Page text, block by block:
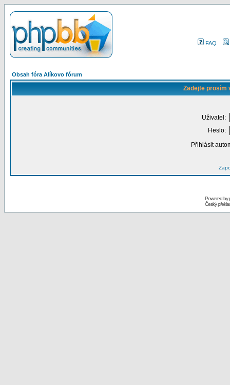
FAQ
Obsah fóra Alíkovo fórum
Zadejte prosím
Uživatel:
Heslo:
Přihlásit
Powered by
Český